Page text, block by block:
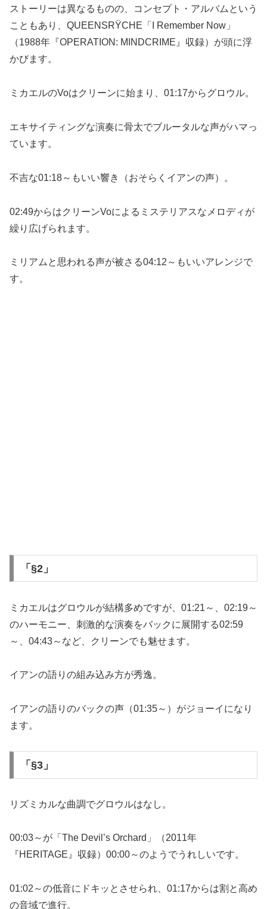
ストーリーは異なるものの、コンセプト・アルバムという
こともあり、QUEENSRŸCHE「I Remember Now」
（1988年『OPERATION: MINDCRIME』収録）が頭に浮
かびます。
ミカエルのVoはクリーンに始まり、01:17からグロウル。
エキサイティングな演奏に骨太でブルータルな声がハマっ
ています。
不吉な01:18～もいい響き（おそらくイアンの声）。
02:49からはクリーンVoによるミステリアスなメロディが
繰り広げられます。
ミリアムと思われる声が被さる04:12～もいいアレンジで
す。
「§2」
ミカエルはグロウルが結構多めですが、01:21～、02:19～
のハーモニー、刺激的な演奏をバックに展開する02:59
～、04:43～など、クリーンでも魅せます。
イアンの語りの組み込み方が秀逸。
イアンの語りのバックの声（01:35～）がジョーイになり
ます。
「§3」
リズミカルな曲調でグロウルはなし。
00:03～が「The Devil’s Orchard」（2011年
『HERITAGE』収録）00:00～のようでうれしいです。
01:02～の低音にドキッとさせられ、01:17からは割と高め
の音域で進行。